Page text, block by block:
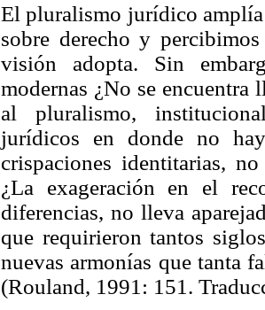
El pluralismo jurídico
sobre derecho y
visión adopta. Sin
modernas ¿No se
al pluralismo,
jurídicos en donde no
crispaciones identitarias,
¿La exageración en el
diferencias, no lleva
que requirieron tantos
nuevas armonías que tanta
(Rouland, 1991: 151.